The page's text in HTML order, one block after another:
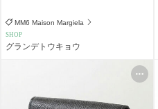
MM6 Maison Margiela
SHOP
グランデトウキョウ